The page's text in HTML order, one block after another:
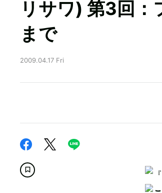
リサワ) 第3回：
まで
2009.04.17 Fri